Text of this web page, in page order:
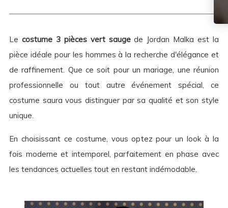
Le costume 3 pièces vert saugede Jordan Malka est la
pièce idéale pour les hommes à la recherche d'élégance et
de raffinement. Que ce soit pour un mariage, une réunion
professionnelle ou tout autre événement spécial, ce
costume saura vous distinguer par sa qualité et son style
unique.
En choisissant ce costume, vous optez pour un look à la
fois moderne et intemporel, parfaitement en phase avec
les tendances actuelles tout en restant indémodable.